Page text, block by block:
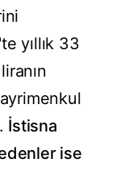
yıllık 33
İstisna
ise